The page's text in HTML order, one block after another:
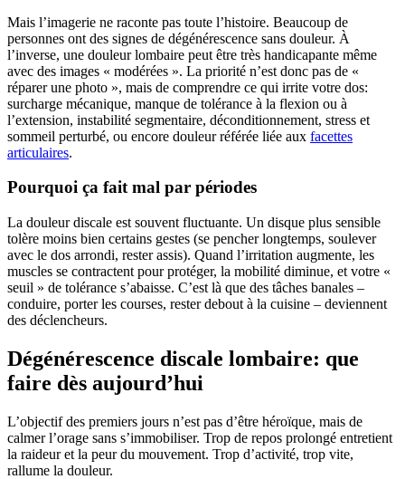
Mais l’imagerie ne raconte pas toute l’histoire. Beaucoup de
personnes ont des signes de dégénérescence sans douleur. À
l’inverse, une douleur lombaire peut être très handicapante même
avec des images « modérées ». La priorité n’est donc pas de «
réparer une photo », mais de comprendre ce qui irrite votre dos:
surcharge mécanique, manque de tolérance à la flexion ou à
l’extension, instabilité segmentaire, déconditionnement, stress et
sommeil perturbé, ou encore douleur référée liée aux facettes
articulaires.
Pourquoi ça fait mal par périodes
La douleur discale est souvent fluctuante. Un disque plus sensible
tolère moins bien certains gestes (se pencher longtemps, soulever
avec le dos arrondi, rester assis). Quand l’irritation augmente, les
muscles se contractent pour protéger, la mobilité diminue, et votre «
seuil » de tolérance s’abaisse. C’est là que des tâches banales –
conduire, porter les courses, rester debout à la cuisine – deviennent
des déclencheurs.
Dégénérescence discale lombaire: que
faire dès aujourd’hui
L’objectif des premiers jours n’est pas d’être héroïque, mais de
calmer l’orage sans s’immobiliser. Trop de repos prolongé entretient
la raideur et la peur du mouvement. Trop d’activité, trop vite,
rallume la douleur.